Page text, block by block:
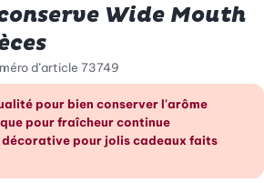
Wide Mouth
d’article 73749
en un coup d’œil
pour bien conserver l'arôme
pour fraîcheur continue
décorative pour jolis cadeaux faits